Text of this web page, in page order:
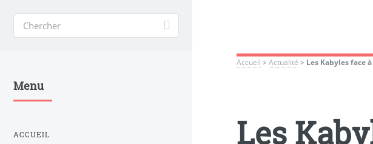
Accueil >Actualité > Les Kabyles face
Les
Menu
ACCUEIL